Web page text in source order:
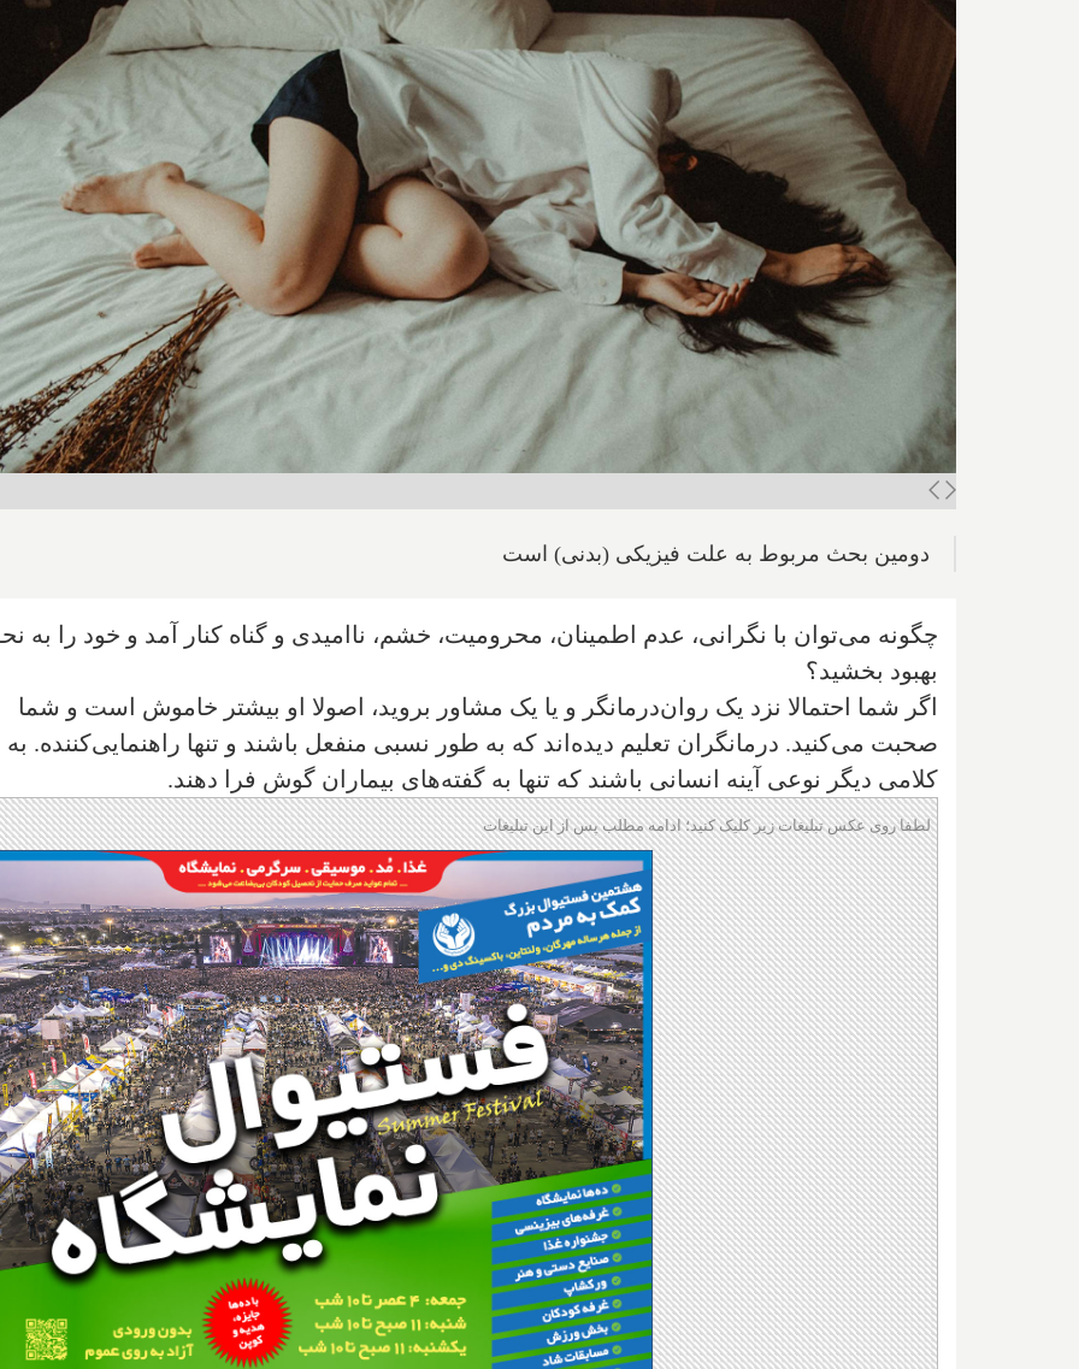
دومین بحث مربوط به علت فیزیکی (بدنی) است
چگونه می‌توان با نگرانی،‌ عدم اطمینان‌، محرومیت، خشم، ناامیدی و گناه کنار آمد و خود را به
بهبود بخشید؟
اگر شما احتمالا نزد یک روان‌درمانگر و یا یک مشاور بروید، اصولا او بیشتر خاموش است و شما
صحبت می‌کنید. درمانگران تعلیم دیده‌اند که به طور نسبی منفعل باشند و تنها راهنمایی‌کننده. به
کلامی دیگر نوعی آینه انسانی باشند که تنها به گفته‌های بیماران گوش فرا دهند.
لطفا روی عکس تبلیغات زیر کلیک کنید؛ ادامه مطلب پس از این تبلیغات